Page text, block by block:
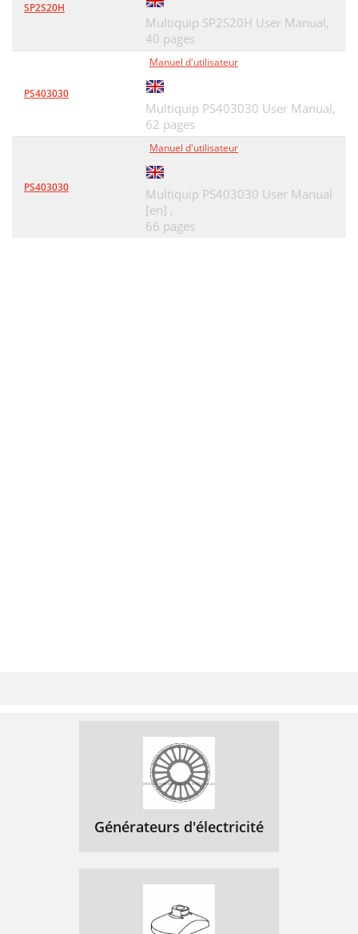
SP2S20H
Multiquip SP2S20H User Manual,
40 pages
PS403030
Manuel d'utilisateur
Multiquip PS403030 User Manual,
62 pages
PS403030
Manuel d'utilisateur
Multiquip PS403030 User Manual
[en] ,
66 pages
Générateurs d'électricité